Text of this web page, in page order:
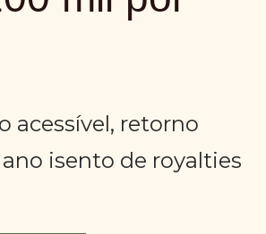
acessível, retorno
isento de royalties